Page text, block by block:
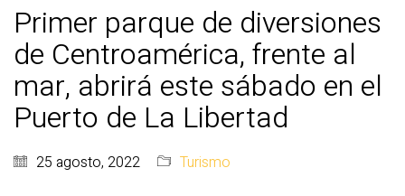
Primer parque de diversiones
de Centroamérica, frente al
mar, abrirá este sábado en el
Puerto de La Libertad
25 agosto, 2022 Turismo